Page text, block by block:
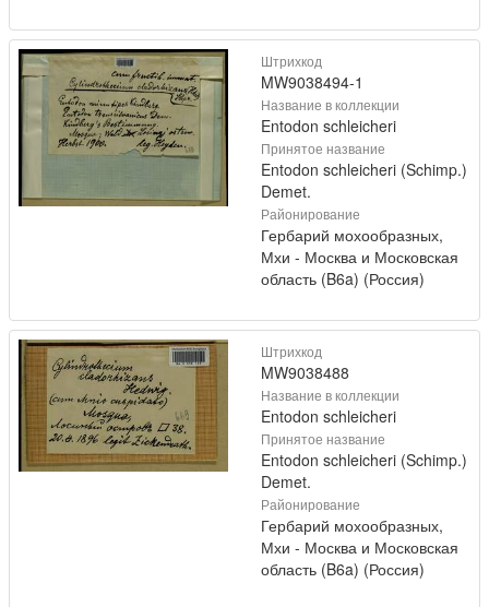
Штрихкод
MW9038494-1
Название в коллекции
Entodon schleicheri
Принятое название
Entodon schleicheri (Schimp.)
Demet.
Районирование
Гербарий мохообразных,
Мхи - Москва и Московская
область (B6a) (Россия)
Штрихкод
MW9038488
Название в коллекции
Entodon schleicheri
Принятое название
Entodon schleicheri (Schimp.)
Demet.
Районирование
Гербарий мохообразных,
Мхи - Москва и Московская
область (B6a) (Россия)